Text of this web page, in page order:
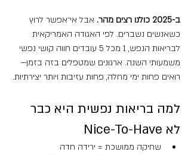
ב-2025 כולנו רצים מהר.
אבל אי־אפשר לרוץ
כשאנשים נשברים. לפי האגודה האמריקאית
לבריאות הנפש, 1 מכל 5 עובדים חווה קושי נפשי
משמעותי השנה. ארגונים שמטפלים בזה בזמן—
רואים פחות ימי מחלה, פחות עזיבות ויותר יצירתיות.
למה בריאות נפשית היא כבר
לא Nice-To-Have
שחיקה ממושכת = ירידה חדה